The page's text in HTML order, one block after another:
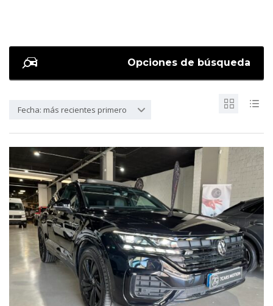
Opciones de búsqueda
Fecha: más recientes primero